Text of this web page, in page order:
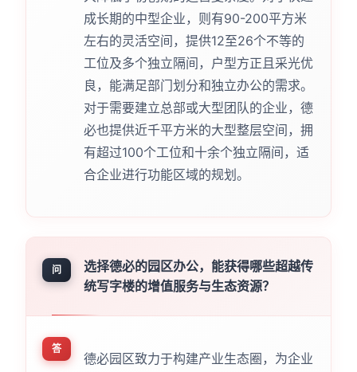
成长期的中型企业，则有90-200平方米
左右的灵活空间，提供12至26个不等的
工位及多个独立隔间，户型方正且采光优
良，能满足部门划分和独立办公的需求。
对于需要建立总部或大型团队的企业，德
必也提供近千平方米的大型整层空间，拥
有超过100个工位和十余个独立隔间，适
合企业进行功能区域的规划。
问
选择德必的园区办公，能获得哪些超越传
统写字楼的增值服务与生态资源？
答
德必园区致力于构建产业生态圈，为企业